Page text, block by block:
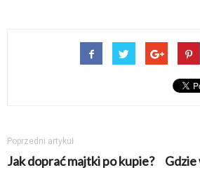
Poprzedni artykuł
Jak doprać majtki po kupie?
Gdzie